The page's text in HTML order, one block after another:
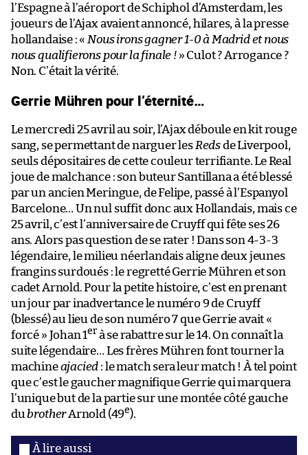
l’Espagne à l’aéroport de Schiphol d’Amsterdam, les
joueurs de l’Ajax avaient annoncé, hilares, à la presse
hollandaise : «Nous irons gagner 1-0 à Madrid et nous
nous qualifierons pour la finale !» Culot ? Arrogance ?
Non. C’était la vérité.
Gerrie Mühren pour l’éternité…
Le mercredi 25 avril au soir, l’Ajax déboule en kit rouge
sang, se permettant de narguer lesRedsde Liverpool,
seuls dépositaires de cette couleur terrifiante. Le Real
joue de malchance : son buteur Santillana a été blessé
par un ancien Meringue, de Felipe, passé à l’Espanyol
Barcelone… Un nul suffit donc aux Hollandais, mais ce
25 avril, c’est l’anniversaire de Cruyff qui fête ses 26
ans. Alors pas question de se rater ! Dans son 4-3-3
légendaire, le milieu néerlandais aligne deux jeunes
frangins surdoués : le regretté Gerrie Mühren et son
cadet Arnold. Pour la petite histoire, c’est en prenant
un jour par inadvertance le numéro 9 de Cruyff
(blessé) au lieu de son numéro 7 que Gerrie avait «
forcé » Johan 1er à se rabattre sur le 14. On connaît la
suite légendaire… Les frères Mühren font tourner la
machineajacied : le match sera leur match ! À tel point
que c’est le gaucher magnifique Gerrie qui marquera
l’unique but de la partie sur une montée côté gauche
dubrotherArnold (49e).